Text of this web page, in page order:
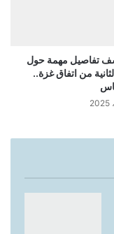
تفاصيل مهمة حول
من اتفاق غزة..